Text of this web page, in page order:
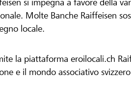
si impegna a favore della
Molte Banche Raiffeisen
locale.
la piattaforma eroilocali.ch
e il mondo associativo